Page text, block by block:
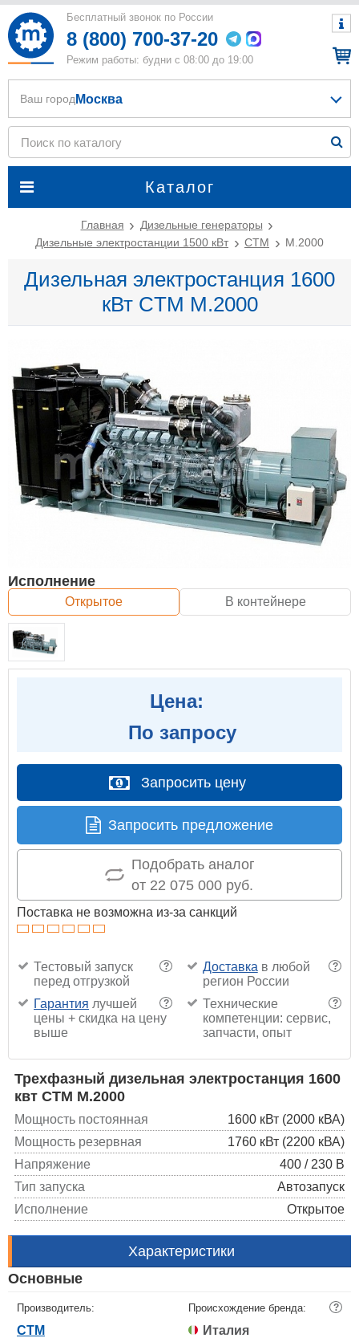
Бесплатный звонок по России
8 (800) 700-37-20
Режим работы: будни с 08:00 до 19:00
Каталог
Ваш город Москва
Главная
Дизельные генераторы
Дизельные электростанции 1500 кВт
CTM M.2000
Дизельная электростанция 1600
кВт CTM M.2000
Исполнение
Открытое В контейнере
Цена:
По запросу
Запросить цену
Запросить предложение
Подобрать аналог
от 22 075 000 руб.
Поставка не возможна из-за санкций
?
Тестовый запуск
перед отгрузкой
?
Доставка в любой
регион России
?
Гарантия лучшей
цены + скидка на цену
выше
?
Технические
компетенции: сервис,
запчасти, опыт
Трехфазный дизельная электростанция 1600
квт CTM M.2000
Мощность постоянная
1600 кВт (2000 кВА)
Мощность резервная
1760 кВт (2200 кВА)
Напряжение
400 / 230 В
Тип запуска
Автозапуск
Исполнение
Открытое
Характеристики
Основные
Производитель:
CTM
Происхождение бренда: ?
Италия